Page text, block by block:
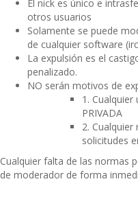
El nick es único e
otros usuarios
Solamente se puede
de cualquier software
La expulsión es el
penalizado.
NO serán motivos de
1.
PRIVADA
2. Cualquier
solicitudes
Cualquier falta de las normas
de moderador de forma